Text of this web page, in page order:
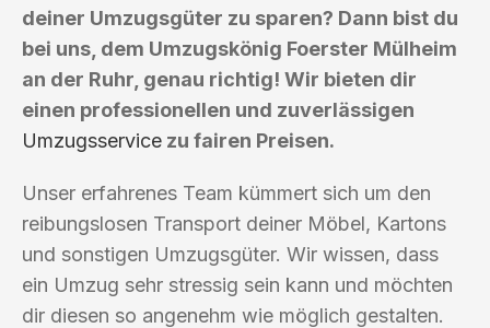
deiner Umzugsgüter zu sparen? Dann bist du
bei uns, dem Umzugskönig Foerster Mülheim
an der Ruhr, genau richtig! Wir bieten dir
einen professionellen und zuverlässigen
Umzugsservice zu fairen Preisen.
Unser erfahrenes Team kümmert sich um den
reibungslosen Transport deiner Möbel, Kartons
und sonstigen Umzugsgüter. Wir wissen, dass
ein Umzug sehr stressig sein kann und möchten
dir diesen so angenehm wie möglich gestalten.